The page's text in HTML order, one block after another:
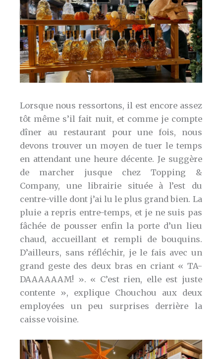
Lorsque nous ressortons, il est encore assez
tôt même s’il fait nuit, et comme je compte
dîner au restaurant pour une fois, nous
devons trouver un moyen de tuer le temps
en attendant une heure décente. Je suggère
de marcher jusque chez Topping &
Company, une librairie située à l’est du
centre-ville dont j’ai lu le plus grand bien. La
pluie a repris entre-temps, et je ne suis pas
fâchée de pousser enfin la porte d’un lieu
chaud, accueillant et rempli de bouquins.
D’ailleurs, sans réfléchir, je le fais avec un
grand geste des deux bras en criant « TA-
DAAAAAAM! ». « C’est rien, elle est juste
contente », explique Chouchou aux deux
employées un peu surprises derrière la
caisse voisine.